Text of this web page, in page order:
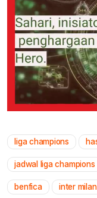
liga champions
jadwal liga champions
benfica inter milan